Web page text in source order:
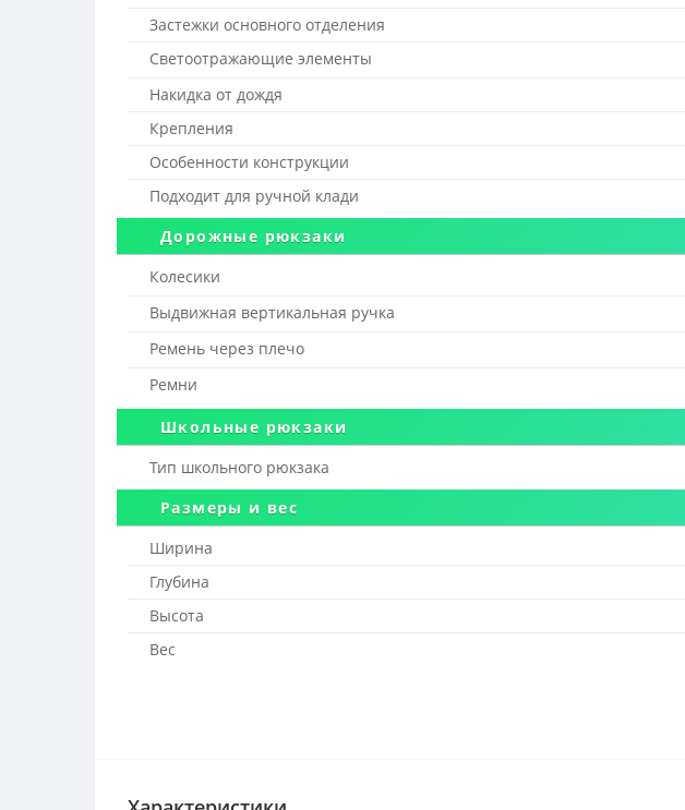
Застежки основного отделения
Светоотражающие элементы
Накидка от дождя
Крепления
Особенности конструкции
Подходит для ручной клади
Дорожные рюкзаки
Колесики
Выдвижная вертикальная ручка
Ремень через плечо
Ремни
Школьные рюкзаки
Тип школьного рюкзака
Размеры и вес
Ширина
Глубина
Высота
Вес